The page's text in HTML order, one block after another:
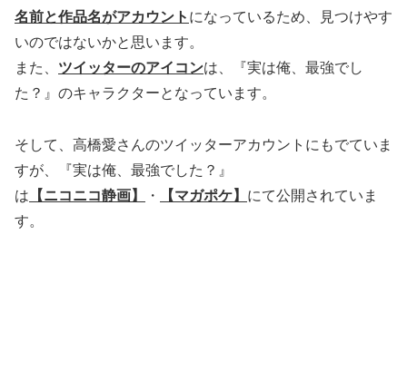
名前と作品名がアカウント になっているため、見つけやす
いのではないかと思います。
また、 ツイッターのアイコンは、『実は俺、最強でし
た？』のキャラクターとなっています。
そして、高橋愛さんのツイッターアカウントにもでていま
すが、『実は俺、最強でした？』
は 【ニコニコ静画】 ・ 【マガポケ】 にて公開されていま
す。